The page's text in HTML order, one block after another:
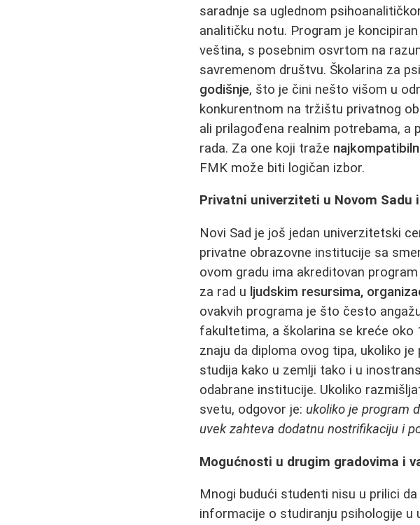
saradnje sa uglednom
analitičku notu. Program je
veština, s posebnim osvrtom na
savremenom društvu. Školarina za
godišnje, što je čini nešto višom u
konkurentnom na tržištu privatnog
ali prilagođena realnim potrebama,
rada. Za one koji traže
FMK može biti logičan izbor.
Privatni univerziteti u Novom Sadu
Novi Sad je još jedan univerzitetski
privatne obrazovne institucije sa
ovom gradu ima akreditovan
za rad u ljudskim resursima,
ovakvih programa je što često
fakultetima, a školarina se kreće oko
znaju da diploma ovog tipa, ukoliko
studija kako u zemlji tako i u
odabrane institucije. Ukoliko
svetu, odgovor je: ukoliko je program
uvek zahteva dodatnu nostrifikaciju i
Mogućnosti u drugim gradovima i
Mnogi budući studenti nisu u prilici
informacije o studiranju psihologije